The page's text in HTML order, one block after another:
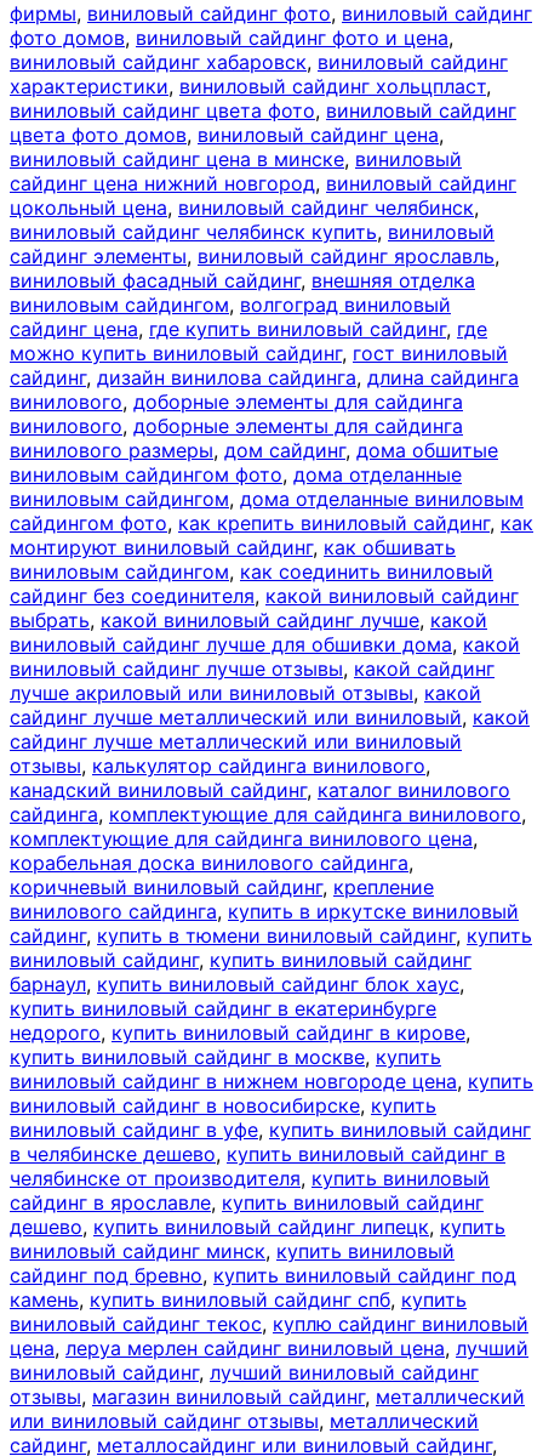
фирмы, виниловый сайдинг фото, виниловый сайдинг
фото домов, виниловый сайдинг фото и цена,
виниловый сайдинг хабаровск, виниловый сайдинг
характеристики, виниловый сайдинг хольцпласт,
виниловый сайдинг цвета фото, виниловый сайдинг
цвета фото домов, виниловый сайдинг цена,
виниловый сайдинг цена в минске, виниловый
сайдинг цена нижний новгород, виниловый сайдинг
цокольный цена, виниловый сайдинг челябинск,
виниловый сайдинг челябинск купить, виниловый
сайдинг элементы, виниловый сайдинг ярославль,
виниловый фасадный сайдинг, внешняя отделка
виниловым сайдингом, волгоград виниловый
сайдинг цена, где купить виниловый сайдинг, где
можно купить виниловый сайдинг, гост виниловый
сайдинг, дизайн винилова сайдинга, длина сайдинга
винилового, доборные элементы для сайдинга
винилового, доборные элементы для сайдинга
винилового размеры, дом сайдинг, дома обшитые
виниловым сайдингом фото, дома отделанные
виниловым сайдингом, дома отделанные виниловым
сайдингом фото, как крепить виниловый сайдинг, как
монтируют виниловый сайдинг, как обшивать
виниловым сайдингом, как соединить виниловый
сайдинг без соединителя, какой виниловый сайдинг
выбрать, какой виниловый сайдинг лучше, какой
виниловый сайдинг лучше для обшивки дома, какой
виниловый сайдинг лучше отзывы, какой сайдинг
лучше акриловый или виниловый отзывы, какой
сайдинг лучше металлический или виниловый, какой
сайдинг лучше металлический или виниловый
отзывы, калькулятор сайдинга винилового,
канадский виниловый сайдинг, каталог винилового
сайдинга, комплектующие для сайдинга винилового,
комплектующие для сайдинга винилового цена,
корабельная доска винилового сайдинга,
коричневый виниловый сайдинг, крепление
винилового сайдинга, купить в иркутске виниловый
сайдинг, купить в тюмени виниловый сайдинг, купить
виниловый сайдинг, купить виниловый сайдинг
барнаул, купить виниловый сайдинг блок хаус,
купить виниловый сайдинг в екатеринбурге
недорого, купить виниловый сайдинг в кирове,
купить виниловый сайдинг в москве, купить
виниловый сайдинг в нижнем новгороде цена, купить
виниловый сайдинг в новосибирске, купить
виниловый сайдинг в уфе, купить виниловый сайдинг
в челябинске дешево, купить виниловый сайдинг в
челябинске от производителя, купить виниловый
сайдинг в ярославле, купить виниловый сайдинг
дешево, купить виниловый сайдинг липецк, купить
виниловый сайдинг минск, купить виниловый
сайдинг под бревно, купить виниловый сайдинг под
камень, купить виниловый сайдинг спб, купить
виниловый сайдинг текос, куплю сайдинг виниловый
цена, леруа мерлен сайдинг виниловый цена, лучший
виниловый сайдинг, лучший виниловый сайдинг
отзывы, магазин виниловый сайдинг, металлический
или виниловый сайдинг отзывы, металлический
сайдинг, металлосайдинг или виниловый сайдинг,